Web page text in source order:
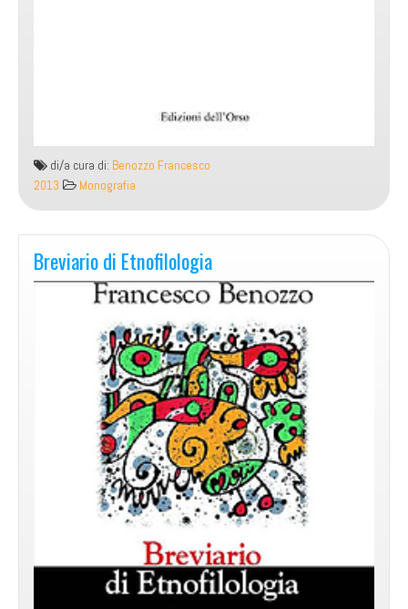
di/a cura di: Benozzo Francesco
2013
Monografia
Breviario di Etnofilologia